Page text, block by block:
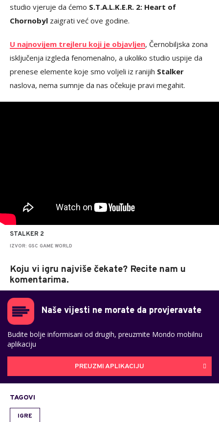
studio vjeruje da ćemo S.T.A.L.K.E.R. 2: Heart of
Chornobyl zaigrati već ove godine.
U najnovijem trejleru koji je objavljen, Černobiljska zona
isključenja izgleda fenomenalno, a ukoliko studio uspije da
prenese elemente koje smo voljeli iz ranijih Stalker
naslova, nema sumnje da nas očekuje pravi megahit.
STALKER 2
IZVOR: GSC GAME WORLD
Koju vi igru najviše čekate? Recite nam u
komentarima.
Naše vijesti ne morate da provjeravate
Budite bolje informisani od drugih, preuzmite Mondo mobilnu
aplikaciju
PREUZMI APLIKACIJU
TAGOVI
IGRE